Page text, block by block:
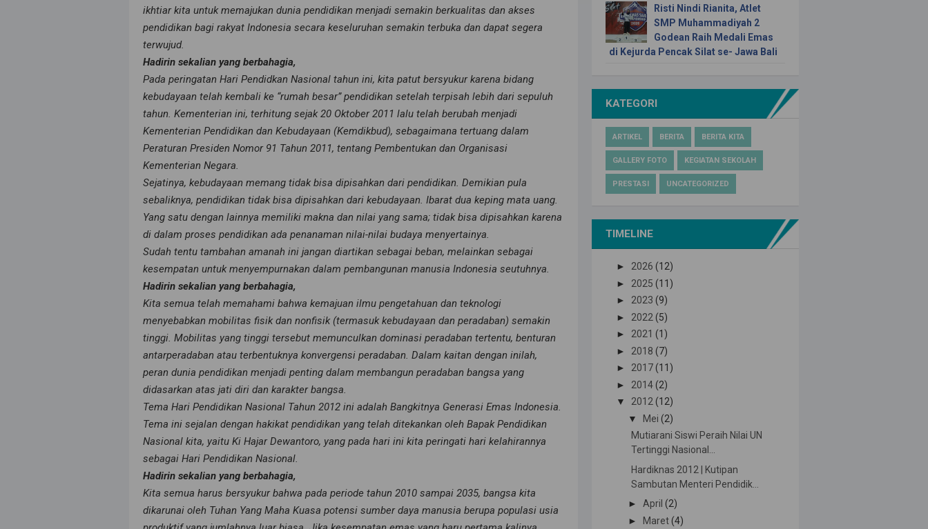
ikhtiar kita untuk memajukan dunia pendidikan menjadi semakin berkualitas dan akses
pendidikan bagi rakyat Indonesia secara keseluruhan semakin terbuka dan dapat segera
terwujud.
Hadirin sekalian yang berbahagia,
Pada peringatan Hari Pendidkan Nasional tahun ini, kita patut bersyukur karena bidang
kebudayaan telah kembali ke “rumah besar” pendidikan setelah terpisah lebih dari sepuluh
tahun. Kementerian ini, terhitung sejak 20 Oktober 2011 lalu telah berubah menjadi
Kementerian Pendidikan dan Kebudayaan (Kemdikbud), sebagaimana tertuang dalam
Peraturan Presiden Nomor 91 Tahun 2011, tentang Pembentukan dan Organisasi
Kementerian Negara.
Sejatinya, kebudayaan memang tidak bisa dipisahkan dari pendidikan. Demikian pula
sebaliknya, pendidikan tidak bisa dipisahkan dari kebudayaan. Ibarat dua keping mata uang.
Yang satu dengan lainnya memiliki makna dan nilai yang sama; tidak bisa dipisahkan karena
di dalam proses pendidikan ada penanaman nilai-nilai budaya menyertainya.
Sudah tentu tambahan amanah ini jangan diartikan sebagai beban, melainkan sebagai
kesempatan untuk menyempurnakan dalam pembangunan manusia Indonesia seutuhnya.
Hadirin sekalian yang berbahagia,
Kita semua telah memahami bahwa kemajuan ilmu pengetahuan dan teknologi
menyebabkan mobilitas fisik dan nonfisik (termasuk kebudayaan dan peradaban) semakin
tinggi. Mobilitas yang tinggi tersebut memunculkan dominasi peradaban tertentu, benturan
antarperadaban atau terbentuknya konvergensi peradaban. Dalam kaitan dengan inilah,
peran dunia pendidikan menjadi penting dalam membangun peradaban bangsa yang
didasarkan atas jati diri dan karakter bangsa.
Tema Hari Pendidikan Nasional Tahun 2012 ini adalah Bangkitnya Generasi Emas Indonesia.
Tema ini sejalan dengan hakikat pendidikan yang telah ditekankan oleh Bapak Pendidikan
Nasional kita, yaitu Ki Hajar Dewantoro, yang pada hari ini kita peringati hari kelahirannya
sebagai Hari Pendidikan Nasional.
Hadirin sekalian yang berbahagia,
Kita semua harus bersyukur bahwa pada periode tahun 2010 sampai 2035, bangsa kita
dikarunai oleh Tuhan Yang Maha Kuasa potensi sumber daya manusia berupa populasi usia
Risti Nindi Rianita, Atlet
SMP Muhammadiyah 2
Godean Raih Medali Emas
di Kejurda Pencak Silat se- Jawa Bali
KATEGORI
ARTIKEL BERITA BERITA KITA
GALLERY FOTO KEGIATAN SEKOLAH
PRESTASI UNCATEGORIZED
TIMELINE
► 2026(12)
► 2025(11)
► 2023(9)
► 2022(5)
► 2021(1)
► 2018(7)
► 2017(11)
► 2014(2)
▼ 2012(12)
▼
Mei(2)
Mutiarani Siswi Peraih Nilai UN
Tertinggi Nasional...
Hardiknas 2012 | Kutipan
Sambutan Menteri Pendidik...
►April(2)
►
Maret(4)